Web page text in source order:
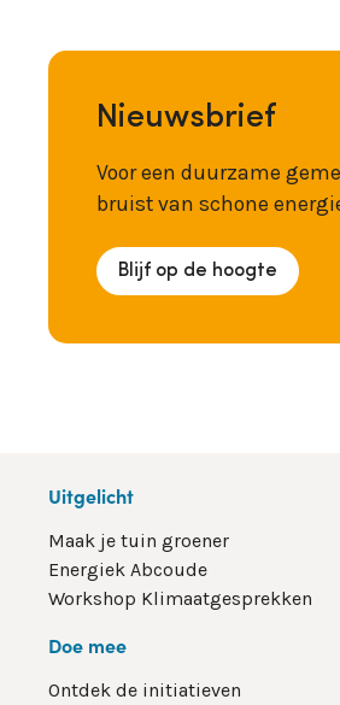
Nieuwsbrief
Voor een duurzame
bruist van schone
Blijf op de hoogte
Uitgelicht
Maak je tuin groener
Energiek Abcoude
Workshop Klimaatgesprekken
Doe mee
Ontdek de initiatieven